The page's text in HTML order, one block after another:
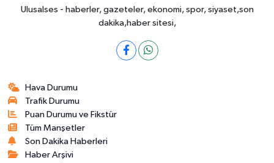
Ulusalses - haberler, gazeteler, ekonomi, spor, siyaset,son
dakika,haber sitesi,
Hava Durumu
Trafik Durumu
Puan Durumu ve Fikstür
Tüm Manşetler
Son Dakika Haberleri
Haber Arşivi